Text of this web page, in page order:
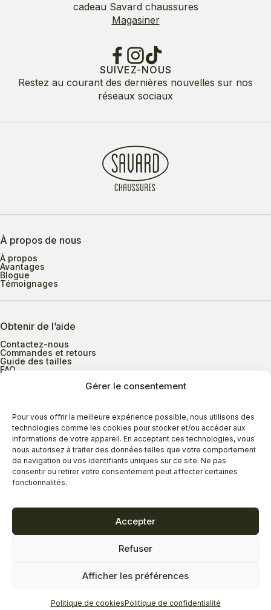
Gérer le consentement
Pour vous offrir la meilleure expérience possible, nous utilisons des
technologies comme les cookies pour stocker et/ou accéder aux
informations de votre appareil. En acceptant ces technologies, vous
nous autorisez à traiter des données telles que votre comportement
de navigation ou vos identifiants uniques sur ce site. Ne pas
consentir ou retirer votre consentement peut affecter certaines
fonctionnalités.
Accepter
Refuser
Afficher les préférences
Politique de cookiesPolitique de confidentialité
cadeau Savard chaussures
Magasiner
SUIVEZ-NOUS
Restez au courant des dernières nouvelles sur nos
réseaux sociaux
À propos de nous
À propos
Avantages
Blogue
Témoignages
Obtenir de l’aide
Contactez-nous
Commandes et retours
Guide des tailles
FAQ
Heures d’ouverture
Lundi au mercredi
9h00 à 17h30
Jeudi
9h00 à 20h00
Vendredi
9h00 à 18h00
Dimanche
11h00 à 16h30
Termes et conditions
Réalisation Zonart Communications